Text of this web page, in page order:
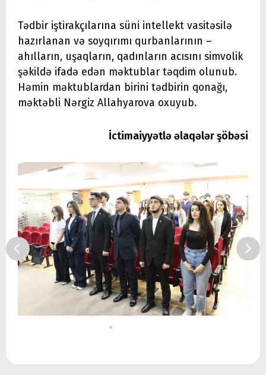
Tədbir iştirakçılarına süni intellekt vasitəsilə
hazırlanan və soyqırımı qurbanlarının –
ahılların, uşaqların, qadınların acısını simvolik
şəkildə ifadə edən məktublar təqdim olunub.
Həmin məktublardan birini tədbirin qonağı,
məktəbli Nərgiz Allahyarova oxuyub.
İctimaiyyətlə əlaqələr şöbəsi